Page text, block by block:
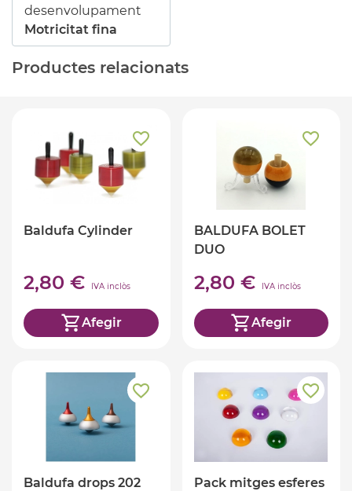
desenvolupament
Motricitat fina
Productes relacionats
Baldufa Cylinder
2,80 € IVA inclòs
Afegir
BALDUFA BOLET
DUO
2,80 € IVA inclòs
Afegir
Baldufa drops 202 Pack mitges esferes